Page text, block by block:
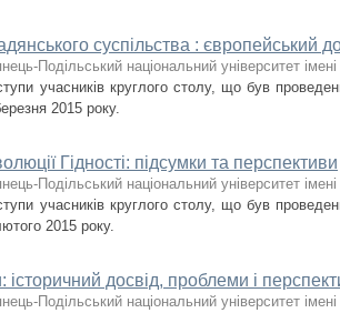
суспільства : європейський
Подільський національний університет
учасників круглого столу, що був
2015 року.
Гідності: підсумки та перспективи
Подільський національний університет
учасників круглого столу, що був
2015 року.
історичний досвід, проблеми і
Подільський національний університет